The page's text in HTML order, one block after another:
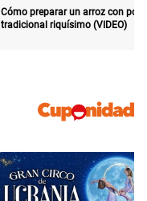
Cómo preparar un arroz con pollo
tradicional riquísimo (VIDEO)